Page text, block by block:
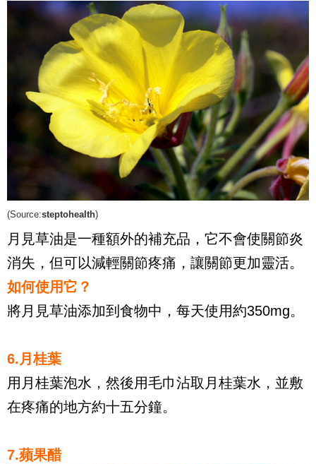
(Source:steptohealth)
月見草油是一種額外的補充品，它不會使關節炎
消失，但可以減輕關節疼痛，讓關節更加靈活。
如何使用它？
將月見草油添加到食物中，每天使用約350mg。
6.月桂葉
用月桂葉泡水，然後用毛巾沾取月桂葉水，並敷
在疼痛的地方約十五分鐘。
7.蘋果醋